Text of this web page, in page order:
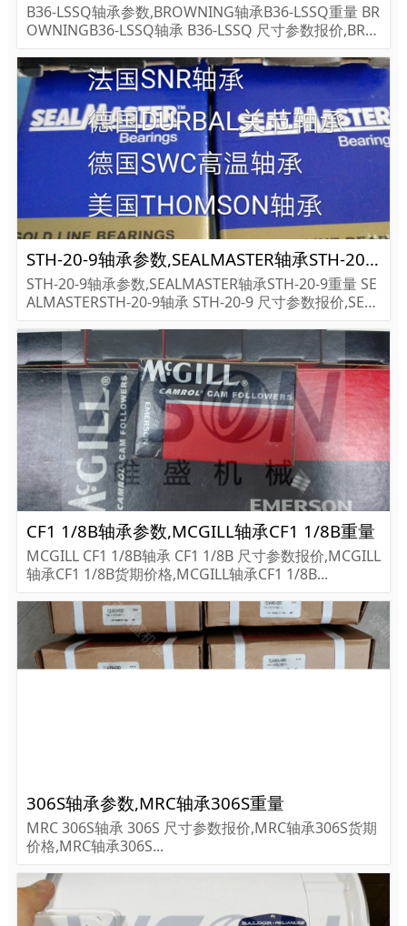
B36-LSSQ轴承参数,BROWNING轴承B36-LSSQ重量 BR
OWNINGB36-LSSQ轴承 B36-LSSQ 尺寸参数报价,BRO
SSQ...
STH-20-9轴承参数,SEALMASTER轴承STH-20-9重量
STH-20-9轴承参数,SEALMASTER轴承STH-20-9重量 SE
ALMASTERSTH-20-9轴承 STH-20-9 尺寸参数报价,SEAL
-20-9...
CF1 1/8B轴承参数,MCGILL轴承CF1 1/8B重量
MCGILL CF1 1/8B轴承 CF1 1/8B 尺寸参数报价,MCGILL
轴承CF1 1/8B货期价格,MCGILL轴承CF1 1/8B...
306S轴承参数,MRC轴承306S重量
MRC 306S轴承 306S 尺寸参数报价,MRC轴承306S货期
价格,MRC轴承306S...